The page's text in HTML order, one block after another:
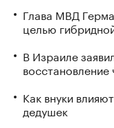
Глава МВД
целью
В Израиле
восстановление
Как внуки
дедушек